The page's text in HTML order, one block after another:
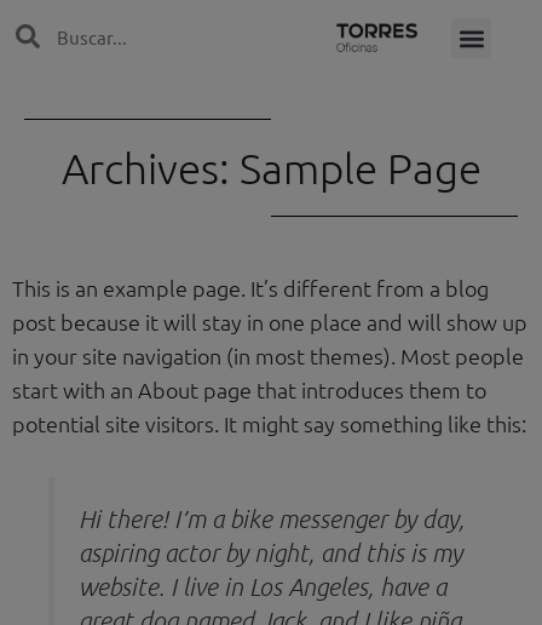
SearchSearch
Archives: Sample Page
This is an example page. It’s different from a blog
post because it will stay in one place and will show up
in your site navigation (in most themes). Most people
start with an About page that introduces them to
potential site visitors. It might say something like this:
Hi there! I’m a bike messenger by day,
aspiring actor by night, and this is my
website. I live in Los Angeles, have a